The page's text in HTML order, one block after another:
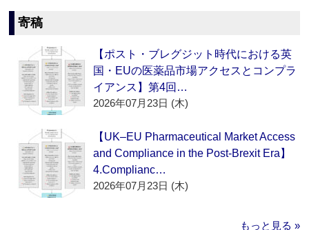
寄稿
【ポスト・ブレグジット時代における英
国・EUの医薬品市場アクセスとコンプラ
イアンス】第4回…
2026年07月23日 (木)
【UK–EU Pharmaceutical Market Access
and Compliance in the Post-Brexit Era】
4.Complianc…
2026年07月23日 (木)
もっと見る »